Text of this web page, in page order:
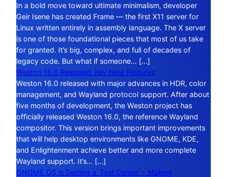
In a bold move toward ultimate minimalism, developer
Geir Isene has created Frame — the first X11 server for
Linux written entirely in assembly language. The X server
is one of those foundational pieces that most of us take
for granted. It’s big, complex, and full of decades of
legacy code. But what if someone… […]
Weston 16.0 Released: Key New Features
Weston 16.0 released with major advances in HDR, color
management, and Wayland protocol support. After about
five months of development, the Weston project has
officially released Weston 16.0, the reference Wayland
compositor. This version brings important improvements
that will help desktop environments like GNOME, KDE,
and Enlightenment achieve better and more complete
Wayland support. It’s… […]
GNOME OS is Getting a ‘Test Center’ – Making